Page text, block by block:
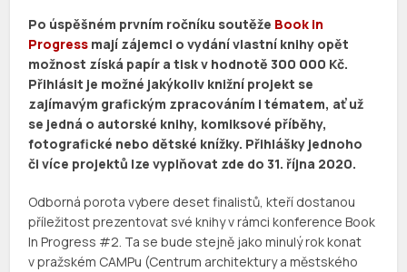
Po úspěšném prvním ročníku soutěže Book in
Progress mají zájemci o vydání vlastní knihy opět
možnost získá papír a tisk v hodnotě 300 000 Kč.
Přihlásit je možné jakýkoliv knižní projekt se
zajímavým grafickým zpracováním i tématem, ať už
se jedná o autorské knihy, komiksové příběhy,
fotografické nebo dětské knížky. Přihlášky jednoho
či více projektů lze vyplňovat zde do 31. října 2020.
Odborná porota vybere deset finalistů, kteří dostanou
příležitost prezentovat své knihy v rámci konference Book
In Progress #2. Ta se bude stejně jako minulý rok konat
v pražském CAMPu (Centrum architektury a městského